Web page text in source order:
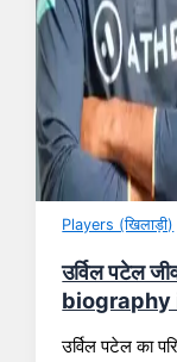
Players (खिलाड़ी)
उर्विल पटेल
biography
उर्विल पटेल का